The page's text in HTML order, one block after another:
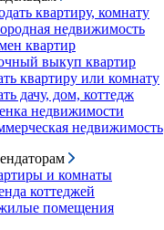
квартиру, комнату
недвижимость
квартир
выкуп квартир
квартиру или комнату
дачу, дом, коттедж
недвижимости
недвижимость
и комнаты
коттеджей
помещения